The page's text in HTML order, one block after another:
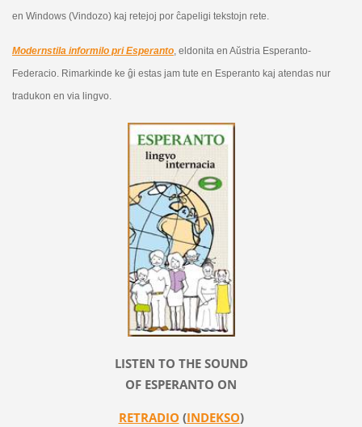
en Windows (Vindozo) kaj retejoj por ĉapeligi tekstojn rete.
Modernstila informilo pri Esperanto, eldonita en Aŭstria Esperanto-
Federacio. Rimarkinde ke ĝi estas jam tute en Esperanto kaj atendas nur
tradukon en via lingvo.
LISTEN TO THE SOUND
OF ESPERANTO ON
RETRADIO (INDEKSO)